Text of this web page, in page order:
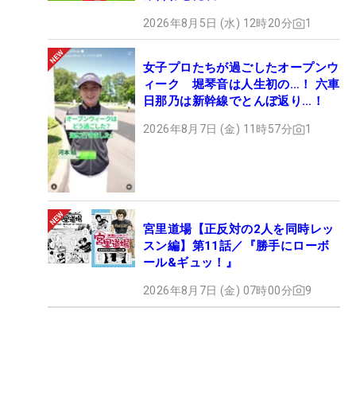
2026年8月5日 (水) 12時20分 1
女子プロたちが過ごしたオープンウ
ィーク 堀琴音は人生初の…！ 六車
日那乃は新幹線でとんぼ返り…！
2026年8月7日 (金) 11時57分 1
宮里道場【正反対の2人を同時レッ
スン編】第11話／『勝手にローボ
ール&ギュッ！』
2026年8月7日 (金) 07時00分 9